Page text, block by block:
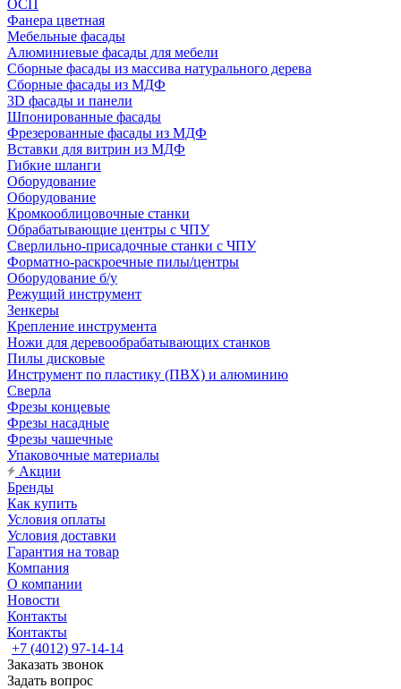
ОСП
Фанера цветная
Мебельные фасады
Алюминиевые фасады для мебели
Сборные фасады из массива натурального дерева
Сборные фасады из МДФ
3D фасады и панели
Шпонированные фасады
Фрезерованные фасады из МДФ
Вставки для витрин из МДФ
Гибкие шланги
Оборудование
Оборудование
Кромкооблицовочные станки
Обрабатывающие центры с ЧПУ
Сверлильно-присадочные станки с ЧПУ
Форматно-раскроечные пилы/центры
Оборудование б/у
Режущий инструмент
Зенкеры
Крепление инструмента
Ножи для деревообрабатывающих станков
Пилы дисковые
Инструмент по пластику (ПВХ) и алюминию
Сверла
Фрезы концевые
Фрезы насадные
Фрезы чашечные
Упаковочные материалы
Акции
Бренды
Как купить
Условия оплаты
Условия доставки
Гарантия на товар
Компания
О компании
Новости
Контакты
Контакты
+7 (4012) 97-14-14
Заказать звонок
Задать вопрос